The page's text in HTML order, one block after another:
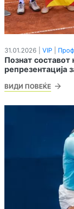
31.01.2026 | VIP
Познат составот
репрезентација
ВИДИ ПОВЕЌЕ